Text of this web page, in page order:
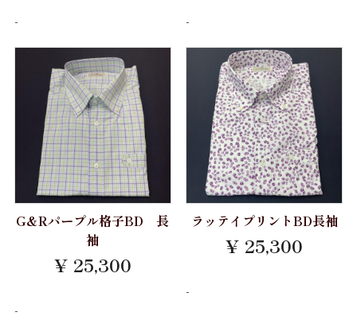
Brand
TEXTIBER
RATTI
Weba
Getzner Textil AG
セール
ワイシャツ半袖
ワイシャツ長袖
カジュアルシャツ 長袖
カジュアルシャツ 半袖
カジュアルシャツ 七分袖
婦人シャツ M
婦人シャツ L
婦人シャツLL
MONTI
CARLO RIVA
David&John Anderson
ALUMO
TESTA
THOMAS MASON
Grandi&Rubinelli
- -
G&Rパープル格子BD 長
袖
¥ 25,300
-
ラッテイプリントBD長袖
¥ 25,300
-